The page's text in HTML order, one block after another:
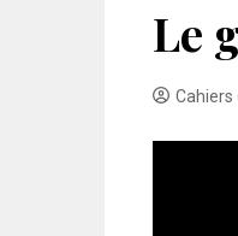
Le
Cahiers